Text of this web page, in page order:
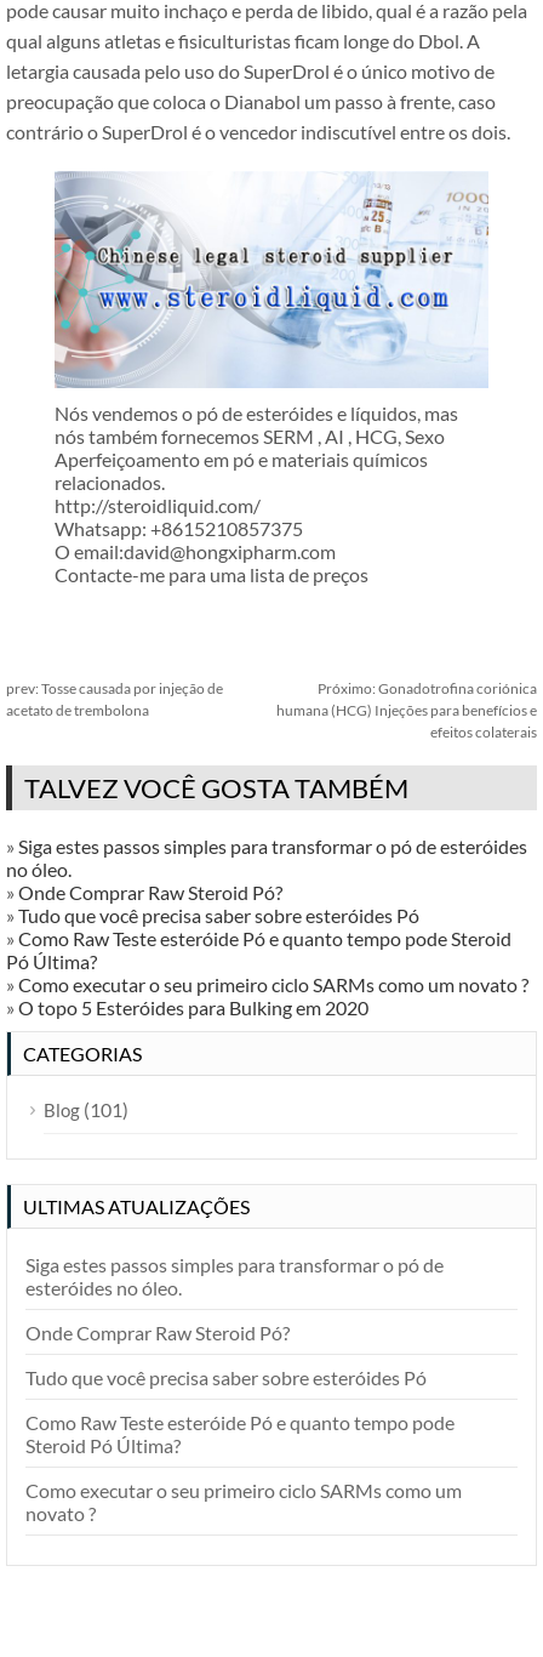
pode causar muito inchaço e perda de libido, qual é a razão pela
qual alguns atletas e fisiculturistas ficam longe do Dbol. A
letargia causada pelo uso do SuperDrol é o único motivo de
preocupação que coloca o Dianabol um passo à frente, caso
contrário o SuperDrol é o vencedor indiscutível entre os dois.
Nós vendemos o pó de esteróides e líquidos, mas
nós também fornecemos SERM , AI , HCG, Sexo
Aperfeiçoamento em pó e materiais químicos
relacionados.
http://steroidliquid.com/
Whatsapp: +8615210857375
O email:david@hongxipharm.com
Contacte-me para uma lista de preços
prev: Tosse causada por injeção de
acetato de trembolona
Próximo: Gonadotrofina coriónica
humana (HCG) Injeções para benefícios e
efeitos colaterais
TALVEZ VOCÊ GOSTA TAMBÉM
» Siga estes passos simples para transformar o pó de esteróides
no óleo.
» Onde Comprar Raw Steroid Pó?
» Tudo que você precisa saber sobre esteróides Pó
» Como Raw Teste esteróide Pó e quanto tempo pode Steroid
Pó Última?
» Como executar o seu primeiro ciclo SARMs como um novato ?
» O topo 5 Esteróides para Bulking em 2020
CATEGORIAS
Blog (101)
ULTIMAS ATUALIZAÇÕES
Siga estes passos simples para transformar o pó de
esteróides no óleo.
Onde Comprar Raw Steroid Pó?
Tudo que você precisa saber sobre esteróides Pó
Como Raw Teste esteróide Pó e quanto tempo pode
Steroid Pó Última?
Como executar o seu primeiro ciclo SARMs como um
novato ?